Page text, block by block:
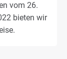
vom 26.
bieten wir